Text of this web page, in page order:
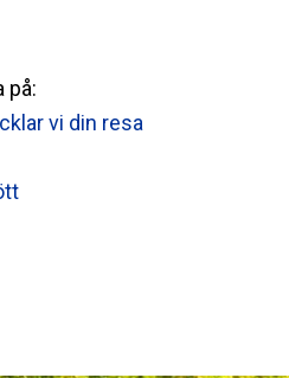
på:
vi din resa